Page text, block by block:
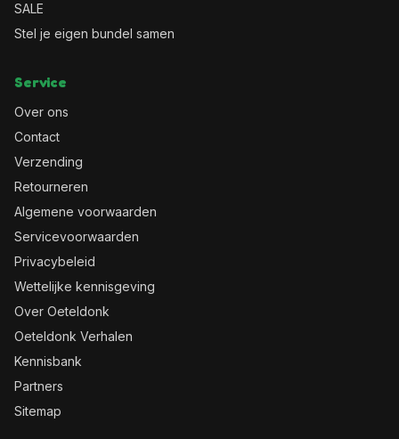
SALE
Stel je eigen bundel samen
Service
Over ons
Contact
Verzending
Retourneren
Algemene voorwaarden
Servicevoorwaarden
Privacybeleid
Wettelijke kennisgeving
Over Oeteldonk
Oeteldonk Verhalen
Kennisbank
Partners
Sitemap